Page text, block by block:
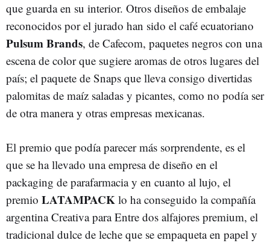
que guarda en su interior. Otros diseños de embalaje
reconocidos por el jurado han sido el café ecuatoriano
Pulsum Brands, de Cafecom, paquetes negros con una
escena de color que sugiere aromas de otros lugares del
país; el paquete de Snaps que lleva consigo divertidas
palomitas de maíz saladas y picantes, como no podía ser
de otra manera y otras empresas mexicanas.
El premio que podía parecer más sorprendente, es el
que se ha llevado una empresa de diseño en el
packaging de parafarmacia y en cuanto al lujo, el
premio LATAMPACK lo ha conseguido la compañía
argentina Creativa para Entre dos alfajores premium, el
tradicional dulce de leche que se empaqueta en papel y